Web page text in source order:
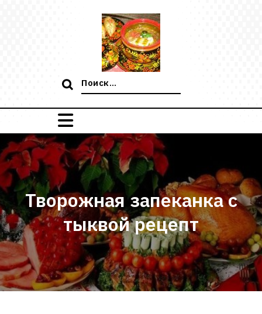
Поиск:
Творожная запеканка с
тыквой рецепт